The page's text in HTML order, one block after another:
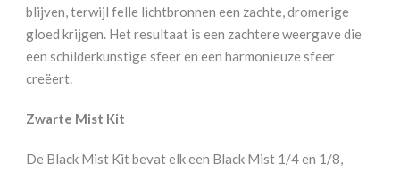
blijven, terwijl felle lichtbronnen een zachte, dromerige
gloed krijgen. Het resultaat is een zachtere weergave die
een schilderkunstige sfeer en een harmonieuze sfeer
creëert.
Zwarte Mist Kit
De Black Mist Kit bevat elk een Black Mist 1/4 en 1/8,